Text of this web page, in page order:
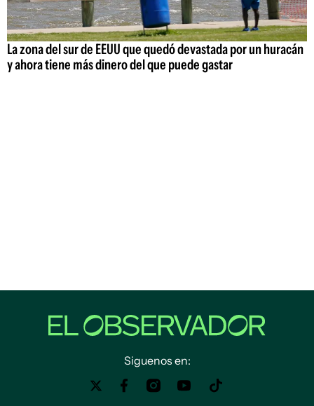
La zona del sur de EEUU que quedó devastada por un huracán
y ahora tiene más dinero del que puede gastar
Siguenos en: